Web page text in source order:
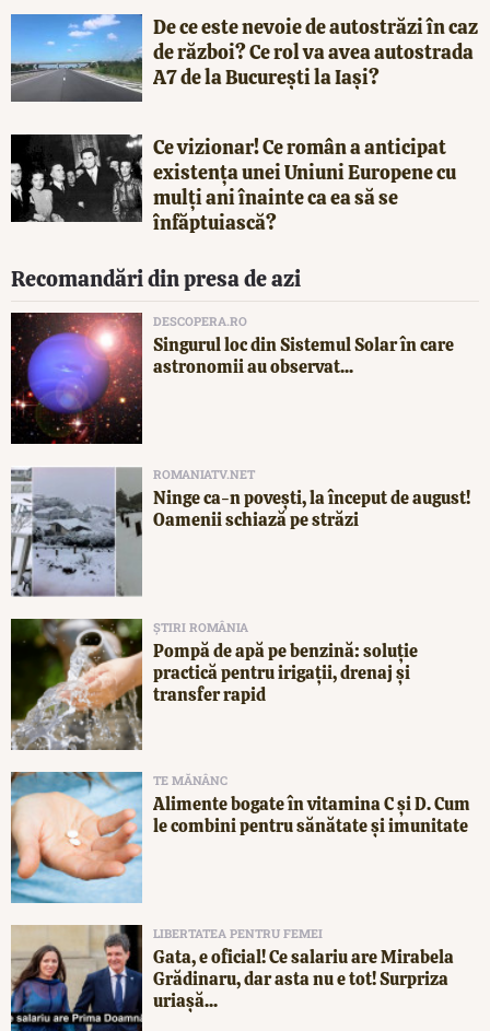
De ce este nevoie de autostrăzi în caz
de război? Ce rol va avea autostrada
A7 de la București la Iași?
Ce vizionar! Ce român a anticipat
existența unei Uniuni Europene cu
mulți ani înainte ca ea să se
înfăptuiască?
Recomandări din presa de azi
DESCOPERA.RO
Singurul loc din Sistemul Solar în care
astronomii au observat...
ROMANIATV.NET
Ninge ca-n povești, la început de august!
Oamenii schiază pe străzi
ȘTIRI ROMÂNIA
Pompă de apă pe benzină: soluție
practică pentru irigații, drenaj și
transfer rapid
TE MĂNÂNC
Alimente bogate în vitamina C și D. Cum
le combini pentru sănătate și imunitate
LIBERTATEA PENTRU FEMEI
Gata, e oficial! Ce salariu are Mirabela
Grădinaru, dar asta nu e tot! Surpriza
uriașă...